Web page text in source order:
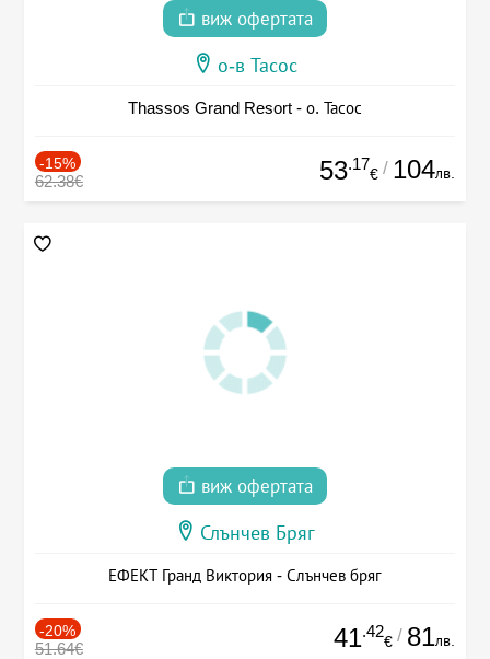
виж офертата
о-в Тасос
Thassos Grand Resort - о. Тасос
-15%
62.38€ 53.17
€ / 104лв.
виж офертата
Слънчев Бряг
ЕФЕКТ Гранд Виктория - Слънчев бряг
-20%
51.64€ 41.42
€ / 81лв.